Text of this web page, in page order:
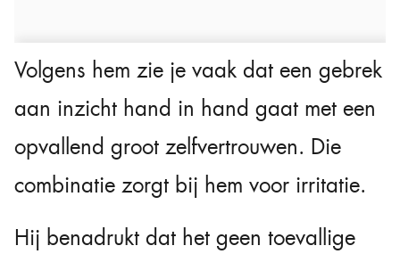
Volgens hem zie je vaak dat een gebrek
aan inzicht hand in hand gaat met een
opvallend groot zelfvertrouwen. Die
combinatie zorgt bij hem voor irritatie.
Hij benadrukt dat het geen toevallige